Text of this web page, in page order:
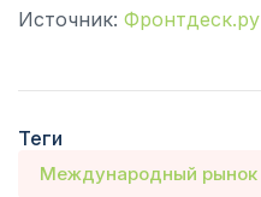
Источник: Фронтдеск.ру
Теги
Международный рынок